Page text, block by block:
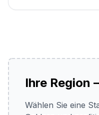
Ihre Region
Wählen Sie eine